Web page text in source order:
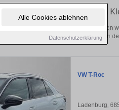
Alle Cookies ablehnen
Datenschutzerklärung
Volkswagen – vom
VW Fahrzeuge. Von Kleinwagen
Volkswagen die besten Angebote in
VW T-Roc
Ladenburg,